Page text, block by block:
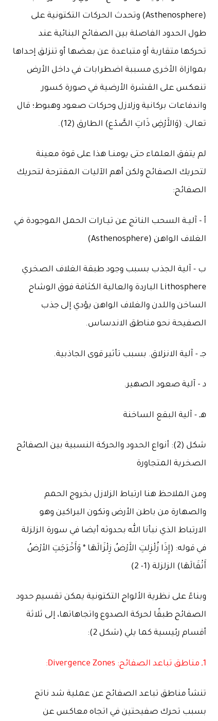
(Asthenosphere) وتحدث الحركات التكتونية على
طول الحدود الفاصلة بين الصفائح البنائية عند
تحركها متقاربة أو متباعدة عن بعضها أو تنزلق إحداها
بموازاة الأخرى مسببة اضطرابات في داخل الأرض
تنعكس على القشرة الأرضية في صورة كسور
واندفاعات بركانية وزلازل وحركات صعود وهبوط؛ قال
تعالى: (وَالأَرْضِ ذَاتِ الصَّدْع) الطارق (12).
لم يتفق العلماء حتى يومنـا هذا على قوة معينة
لتحريك الصفائح ولكن أهم الآليات المقترحة لتحريك
الصفائح:
أ – آليـة السحب الناتج عن تيـارات الحمل الموجودة في
الغلاف الواهن (Asthenosphere)
ب – آلية الجذب بسبب وجود طبقة الغلاف الصخري
Lithosphere الباردة والعالية الكثافة فوق الوشاح
الساخن واللدن والغلاف الواهن يؤدي إلى جذب
الصفيحة نحو مناطق الاندساس.
جـ – آلية الانزلاق. بسبب تأثير قوى الجاذبية.
د – آلية صعود الصهير.
هـ – آلية البقع الساخنة
شكل (2): أنواع الحدود والحركة النسبية بين الصفائح
الصخرية المتجاورة
ومن الملاحظ هنا ارتباط الزلازل بخروج الحمم
والصهارة من باطن الأرض وتكون البراكين وهو
الارتباط الذي نبأنا الله بحدوثه أيضا في سورة الزلزلة
في قوله: (إِذَا زُلْزِلتِ الأَرْضُ زِلْزَالَهَا * وَأَخْرَجَتِ الأرْضُ
أَثْقَالَهَا) الزلزلة (1- 2)
وبناءً على نظرية الألواح التكتونية يمكن تقسيم حدود
الصفائح طبقًا لحركة الصدوع واتجاهاتها، إلى ثلاثة
أقسام رئيسية كما يلي (شكل 2):
1ـ مناطق تباعد الصفائح: Divergence Zones:
تنشأ مناطق تباعد الصفائح عن عملية شد ناتج
بسبب تحرك صفيحتين في اتجاه معاكس عن